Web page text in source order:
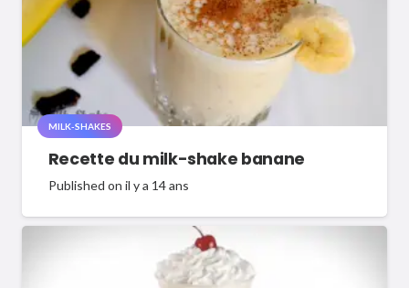
MILK-SHAKES
Recette du milk-shake banane
Published on il y a 14 ans